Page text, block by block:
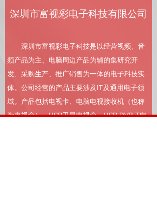
深圳市富视彩电子科技有限公司
深圳市富视彩电子科技是以经营视频、音
频产品为主、电脑周边产品为辅的集研究开
发、采购生产、推广销售为一体的电子科技实
体。公司经营的产品主要涉及IT及通用电子领
域。产品包括电视卡、电脑电视接收机（也称
为电视盒）、USB卫星电视盒，USB DVB-T电